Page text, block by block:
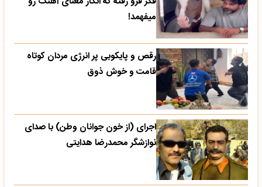
میفهمد!
رقص و پایکوبی پر انرژی مردان کوتاه
قامت و خوش ذوق
اجرای (از خون جوانان وطن) با صدای
نوازشگر محمدرضا هدایتی